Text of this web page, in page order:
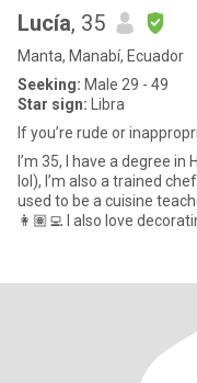
Lucía, 35
Manta, Manabí, Ecuador
Seeking: Male 29 - 49
Star sign: Libra
If you’re rude or
I’m 35, I have a degree
lol), I’m also a trained
used to be a cuisine
👩🏽‍💻 I also love